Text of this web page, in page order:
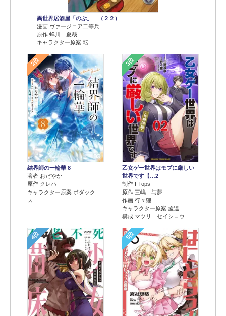
異世界居酒屋「のぶ」 （２２）
漫画 ヴァージニア二等兵
原作 蝉川 夏哉
キャラクター原案 転
2位
結界師の一輪華 8
著者 おだやか
原作 クレハ
キャラクター原案 ボダック
ス
3位
乙女ゲー世界はモブに厳しい
世界です【…2
制作 FTops
原作 三嶋 与夢
作画 行々狸
キャラクター原案 孟達
構成 マツリ セイシロウ
4位 5位